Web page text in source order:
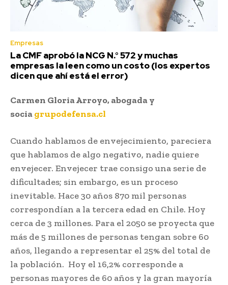
Empresas
La CMF aprobó la NCG N.° 572 y muchas
empresas la leen como un costo (los expertos
dicen que ahí está el error)
Carmen Gloria Arroyo, abogada y
sociagrupodefensa.cl
Cuando hablamos de envejecimiento, pareciera
que hablamos de algo negativo, nadie quiere
envejecer. Envejecer trae consigo una serie de
dificultades; sin embargo, es un proceso
inevitable. Hace 30 años 870 mil personas
correspondían a la tercera edad en Chile. Hoy
cerca de 3 millones. Para el 2050 se proyecta que
más de 5 millones de personas tengan sobre 60
años, llegando a representar el 25% del total de
la población. Hoy el 16,2% corresponde a
personas mayores de 60 años y la gran mayoría